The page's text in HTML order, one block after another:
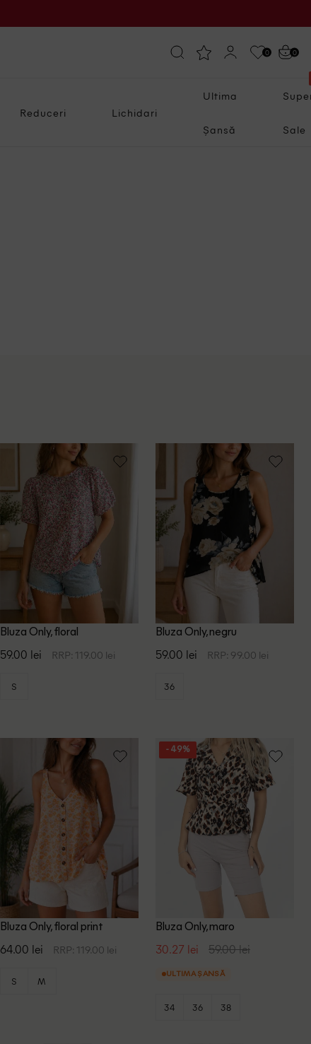
0 0
Reduceri Lichidari
Ultima
Șansă Sale
Bluza Only, floral
59.00 lei RRP: 119.00 lei
S
Bluza Only, negru
59.00 lei RRP: 99.00 lei
36
Bluza Only, floral print
64.00 lei RRP: 119.00 lei
S M
- 49%
Bluza Only, maro
30.27 lei 59.00 lei
ULTIMA ȘANSĂ
34 36 38